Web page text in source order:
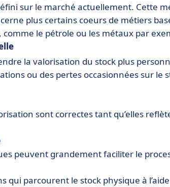
sur le marché actuellement. Cette
plus certains coeurs de métiers
le pétrole ou les métaux par
la valorisation du stock plus
ou des pertes occasionnées sur le
sont correctes tant qu’elles
peuvent grandement faciliter le
qui parcourent le stock physique à